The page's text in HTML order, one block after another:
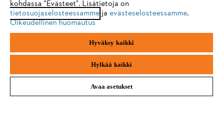
Maksuvaihtoehdot
Yritys
Firefox Chrome
kohdassa "Evästeet". Lisätietoja on
tietosuojaselosteessammeja evästeselosteessamme.
Oikeudellinen huomautus
Hyväksy kaikki
Hylkää kaikki
Avaa asetukset